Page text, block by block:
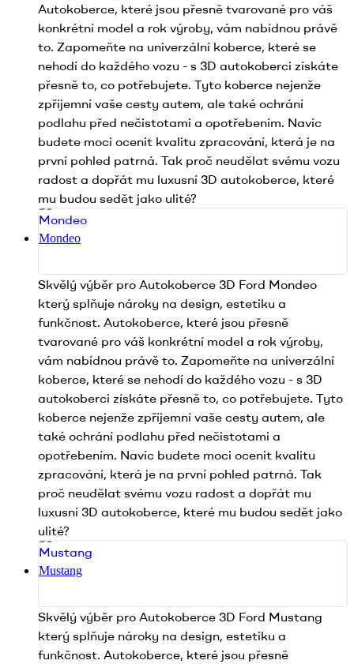
Autokoberce, které jsou přesně tvarované pro váš
konkrétní model a rok výroby, vám nabídnou právě
to. Zapomeňte na univerzální koberce, které se
nehodí do každého vozu - s 3D autokoberci získáte
přesně to, co potřebujete. Tyto koberce nejenže
zpříjemní vaše cesty autem, ale také ochrání
podlahu před nečistotami a opotřebením. Navíc
budete moci ocenit kvalitu zpracování, která je na
první pohled patrná. Tak proč neudělat svému vozu
radost a dopřát mu luxusní 3D autokoberce, které
mu budou sedět jako ulité?
Mondeo
Skvělý výběr pro Autokoberce 3D Ford Mondeo
který splňuje nároky na design, estetiku a
funkčnost. Autokoberce, které jsou přesně
tvarované pro váš konkrétní model a rok výroby,
vám nabídnou právě to. Zapomeňte na univerzální
koberce, které se nehodí do každého vozu - s 3D
autokoberci získáte přesně to, co potřebujete. Tyto
koberce nejenže zpříjemní vaše cesty autem, ale
také ochrání podlahu před nečistotami a
opotřebením. Navíc budete moci ocenit kvalitu
zpracování, která je na první pohled patrná. Tak
proč neudělat svému vozu radost a dopřát mu
luxusní 3D autokoberce, které mu budou sedět jako
ulité?
Mustang
Skvělý výběr pro Autokoberce 3D Ford Mustang
který splňuje nároky na design, estetiku a
funkčnost. Autokoberce, které jsou přesně